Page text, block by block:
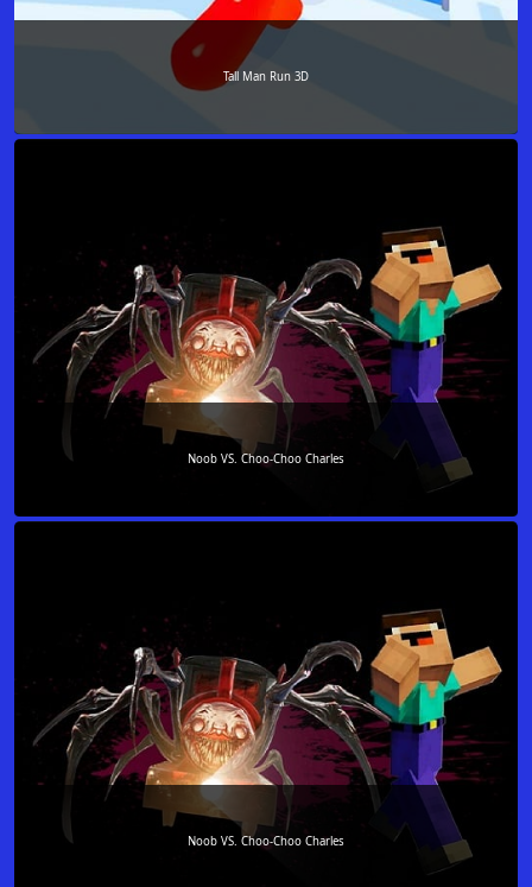
Tall Man Run 3D
Noob VS. Choo-Choo Charles
Noob VS. Choo-Choo Charles